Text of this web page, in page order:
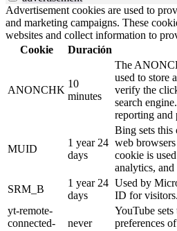
Advertisement cookies are used to
and marketing campaigns. These
websites and collect information to
Cookie
Duración
ANONCHK
10
minutes
The
used to store
verify the
search
reporting and
MUID
1 year 24
days
Bing sets this
web
cookie is
analytics, and
SRM_B
1 year 24
days
Used by
ID for visitors.
yt-remote-
connected-
never
YouTube
preferences